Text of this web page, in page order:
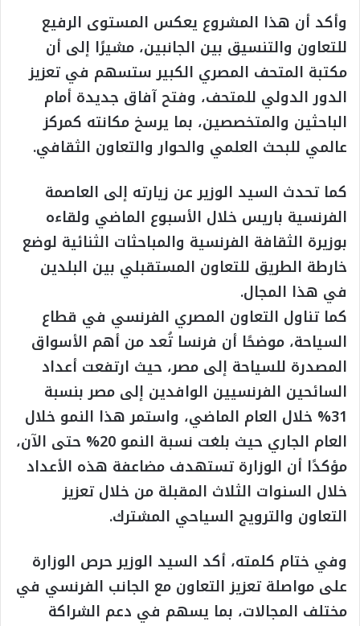
وأكد أن هذا المشروع يعكس المستوى الرفيع
للتعاون والتنسيق بين الجانبين، مشيرًا إلى أن
مكتبة المتحف المصري الكبير ستسهم في تعزيز
الدور الدولي للمتحف، وفتح آفاق جديدة أمام
الباحثين والمتخصصين، بما يرسخ مكانته كمركز
عالمي للبحث العلمي والحوار والتعاون الثقافي.
كما تحدث السيد الوزير عن زيارته إلى العاصمة
الفرنسية باريس خلال الأسبوع الماضي ولقاءه
بوزيرة الثقافة الفرنسية والمباحثات الثنائية لوضع
خارطة الطريق للتعاون المستقبلي بين البلدين
في هذا المجال.
كما تناول التعاون المصري الفرنسي في قطاع
السياحة، موضحًا أن فرنسا تُعد من أهم الأسواق
المصدرة للسياحة إلى مصر، حيث ارتفعت أعداد
السائحين الفرنسيين الوافدين إلى مصر بنسبة
31% خلال العام الماضي، واستمر هذا النمو خلال
العام الجاري حيث بلغت نسبة النمو 20% حتى الآن،
مؤكدًا أن الوزارة تستهدف مضاعفة هذه الأعداد
خلال السنوات الثلاث المقبلة من خلال تعزيز
التعاون والترويج السياحي المشترك.
وفي ختام كلمته، أكد السيد الوزير حرص الوزارة
على مواصلة تعزيز التعاون مع الجانب الفرنسي في
مختلف المجالات، بما يسهم في دعم الشراكة